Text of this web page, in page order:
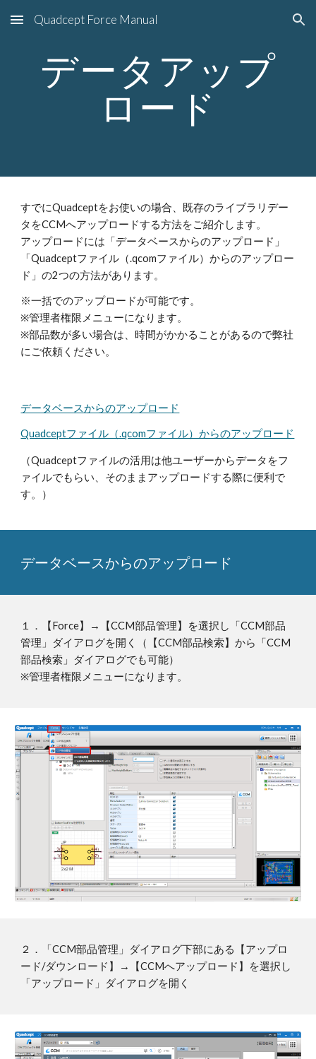
Skip to main content Skip to navigation
Quadcept Force Manual
データアップ
ロード
すでにQuadceptをお使いの場合、既存のライブラリデー
タをCCMへアップロードする方法をご紹介します。
アップロードには「データベースからのアップロード」
「Quadceptファイル（.qcomファイル）からのアップロー
ド」の2つの方法があります。
※一括でのアップロードが可能です。
※管理者権限メニューになります。
※部品数が多い場合は、時間がかかることがあるので弊社
にご依頼ください。
データベースからのアップロード
Quadceptファイル（.qcomファイル）からのアップロード
（Quadceptファイルの活用は他ユーザーからデータをフ
ァイルでもらい 、そのまま アップロードする際に便利で
す。）
データベースからのアップロード
１．
【Force】→【CCM部品管理】を選択し「CCM部品
管理」ダイアログを開く（
【CCM部品検索】から「CCM
部品検索」ダイアログでも可能）
※管理者権限メニューになります。
２．「CCM部品管理」ダイアログ下部にある【アップロ
ード/ダウンロード】→【CCMへアップロード】を選択し
「アップロード」ダイアログを開く